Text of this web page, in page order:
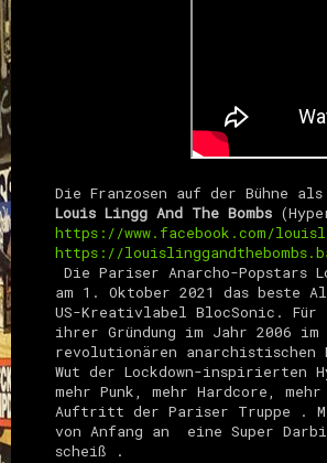
Die Franzosen auf der Bühne
Louis Lingg And The Bombs
https://www.facebook.com/
https://
Die Pariser Anarcho-Popstars
am 1. Oktober 2021 das beste
US-Kreativlabel BlocSonic.
Für
ihrer Gründung im Jahr 2006 im
revolutionären anarchistischen
Wut der Lockdown-inspirierten
mehr Punk, mehr Hardcore,
Auftritt der Pariser Truppe .
von Anfang an eine Super
scheiß .